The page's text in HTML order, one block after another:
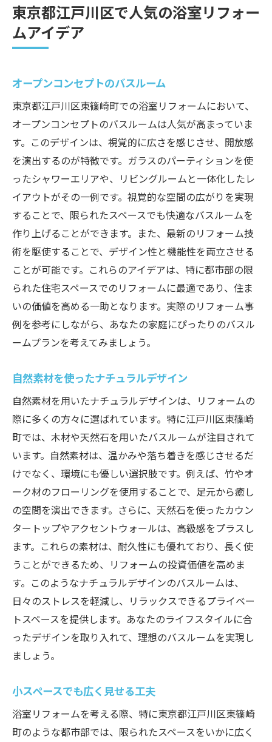
東京都江戸川区で人気の浴室リフォー
ムアイデア
オープンコンセプトのバスルーム
東京都江戸川区東篠崎町での浴室リフォームにおいて、
オープンコンセプトのバスルームは人気が高まっていま
す。このデザインは、視覚的に広さを感じさせ、開放感
を演出するのが特徴です。ガラスのパーティションを使
ったシャワーエリアや、リビングルームと一体化したレ
イアウトがその一例です。視覚的な空間の広がりを実現
することで、限られたスペースでも快適なバスルームを
作り上げることができます。また、最新のリフォーム技
術を駆使することで、デザイン性と機能性を両立させる
ことが可能です。これらのアイデアは、特に都市部の限
られた住宅スペースでのリフォームに最適であり、住ま
いの価値を高める一助となります。実際のリフォーム事
例を参考にしながら、あなたの家庭にぴったりのバスル
ームプランを考えてみましょう。
自然素材を使ったナチュラルデザイン
自然素材を用いたナチュラルデザインは、リフォームの
際に多くの方々に選ばれています。特に江戸川区東篠崎
町では、木材や天然石を用いたバスルームが注目されて
います。自然素材は、温かみや落ち着きを感じさせるだ
けでなく、環境にも優しい選択肢です。例えば、竹やオ
ーク材のフローリングを使用することで、足元から癒し
の空間を演出できます。さらに、天然石を使ったカウン
タートップやアクセントウォールは、高級感をプラスし
ます。これらの素材は、耐久性にも優れており、長く使
うことができるため、リフォームの投資価値を高めま
す。このようなナチュラルデザインのバスルームは、
日々のストレスを軽減し、リラックスできるプライベー
トスペースを提供します。あなたのライフスタイルに合
ったデザインを取り入れて、理想のバスルームを実現し
ましょう。
小スペースでも広く見せる工夫
浴室リフォームを考える際、特に東京都江戸川区東篠崎
町のような都市部では、限られたスペースをいかに広く